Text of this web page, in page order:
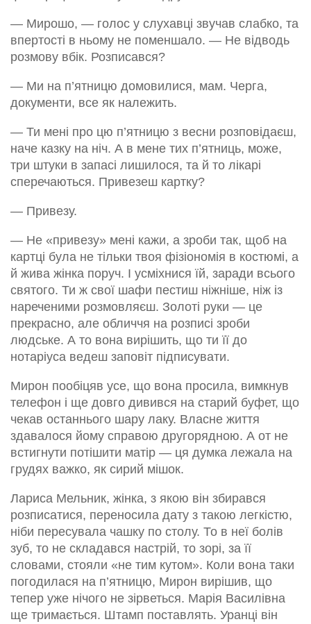
— Мирошо, — голос у слухавці звучав слабко, та
впертості в ньому не поменшало. — Не відводь
розмову вбік. Розписався?
— Ми на п’ятницю домовилися, мам. Черга,
документи, все як належить.
— Ти мені про цю п’ятницю з весни розповідаєш,
наче казку на ніч. А в мене тих п’ятниць, може,
три штуки в запасі лишилося, та й то лікарі
сперечаються. Привезеш картку?
— Привезу.
— Не «привезу» мені кажи, а зроби так, щоб на
картці була не тільки твоя фізіономія в костюмі, а
й жива жінка поруч. І усміхнися їй, заради всього
святого. Ти ж свої шафи пестиш ніжніше, ніж із
нареченими розмовляєш. Золоті руки — це
прекрасно, але обличчя на розписі зроби
людське. А то вона вирішить, що ти її до
нотаріуса ведеш заповіт підписувати.
Мирон пообіцяв усе, що вона просила, вимкнув
телефон і ще довго дивився на старий буфет, що
чекав останнього шару лаку. Власне життя
здавалося йому справою другорядною. А от не
встигнути потішити матір — ця думка лежала на
грудях важко, як сирий мішок.
Лариса Мельник, жінка, з якою він збирався
розписатися, переносила дату з такою легкістю,
ніби пересувала чашку по столу. То в неї болів
зуб, то не складався настрій, то зорі, за її
словами, стояли «не тим кутом». Коли вона таки
погодилася на п’ятницю, Мирон вирішив, що
тепер уже нічого не зірветься. Марія Василівна
ще тримається. Штамп поставлять. Уранці він